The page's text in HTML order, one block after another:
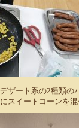
ザート系の2種類の
スイートコーンを